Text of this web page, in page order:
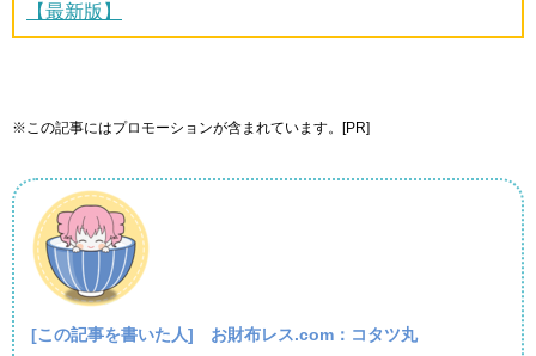
【最新版】
※この記事にはプロモーションが含まれています。[PR]
[この記事を書いた人] お財布レス.com：コタツ丸